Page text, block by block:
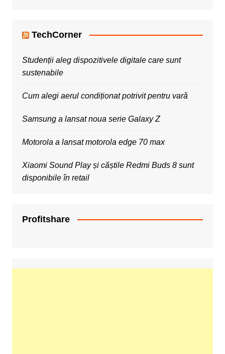
TechCorner
Studenții aleg dispozitivele digitale care sunt
sustenabile
Cum alegi aerul condiționat potrivit pentru vară
Samsung a lansat noua serie Galaxy Z
Motorola a lansat motorola edge 70 max
Xiaomi Sound Play și căștile Redmi Buds 8 sunt
disponibile în retail
Profitshare